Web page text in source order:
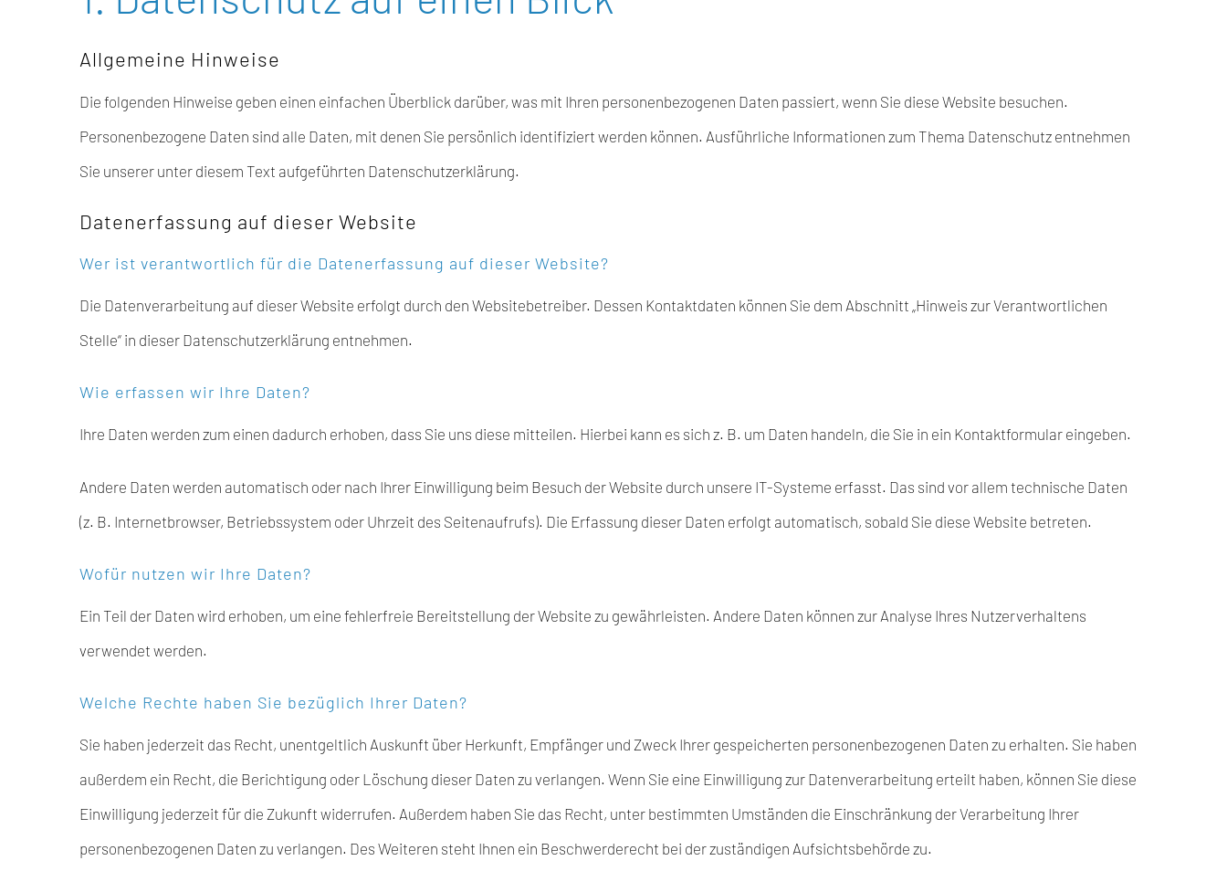
Allgemeine Hinweise
Die folgenden Hinweise geben einen einfachen Überblick darüber, was mit Ihren personenbezogenen Daten passiert, wenn Sie diese Website besuchen.
Personenbezogene Daten sind alle Daten, mit denen Sie persönlich identifiziert werden können. Ausführliche Informationen zum Thema Datenschutz entnehmen
Sie unserer unter diesem Text aufgeführten Datenschutzerklärung.
Datenerfassung auf dieser Website
Wer ist verantwortlich für die Datenerfassung auf dieser Website?
Die Datenverarbeitung auf dieser Website erfolgt durch den Websitebetreiber. Dessen Kontaktdaten können Sie dem Abschnitt „Hinweis zur Verantwortlichen
Stelle“ in dieser Datenschutzerklärung entnehmen.
Wie erfassen wir Ihre Daten?
Ihre Daten werden zum einen dadurch erhoben, dass Sie uns diese mitteilen. Hierbei kann es sich z. B. um Daten handeln, die Sie in ein Kontaktformular eingeben.
Andere Daten werden automatisch oder nach Ihrer Einwilligung beim Besuch der Website durch unsere IT-Systeme erfasst. Das sind vor allem technische Daten
(z. B. Internetbrowser, Betriebssystem oder Uhrzeit des Seitenaufrufs). Die Erfassung dieser Daten erfolgt automatisch, sobald Sie diese Website betreten.
Wofür nutzen wir Ihre Daten?
Ein Teil der Daten wird erhoben, um eine fehlerfreie Bereitstellung der Website zu gewährleisten. Andere Daten können zur Analyse Ihres Nutzerverhaltens
verwendet werden.
Welche Rechte haben Sie bezüglich Ihrer Daten?
Sie haben jederzeit das Recht, unentgeltlich Auskunft über Herkunft, Empfänger und Zweck Ihrer gespeicherten personenbezogenen Daten zu erhalten. Sie haben
außerdem ein Recht, die Berichtigung oder Löschung dieser Daten zu verlangen. Wenn Sie eine Einwilligung zur Datenverarbeitung erteilt haben, können Sie diese
Einwilligung jederzeit für die Zukunft widerrufen. Außerdem haben Sie das Recht, unter bestimmten Umständen die Einschränkung der Verarbeitung Ihrer
personenbezogenen Daten zu verlangen. Des Weiteren steht Ihnen ein Beschwerderecht bei der zuständigen Aufsichtsbehörde zu.